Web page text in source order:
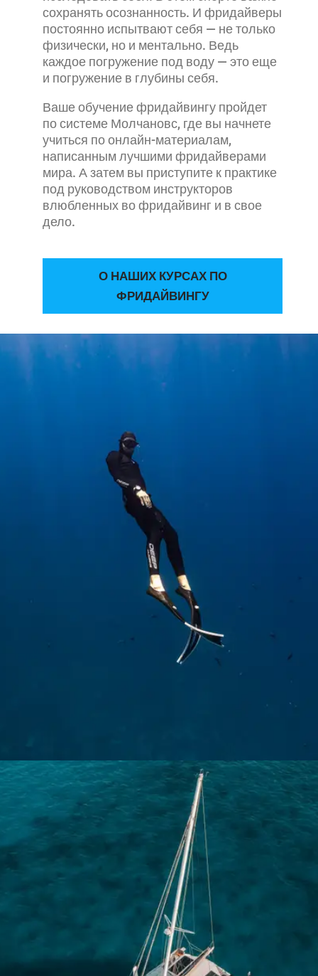
сохранять осознанность. И фридайверы
постоянно испытвают себя — не только
физически, но и ментально. Ведь
каждое погружение под воду — это еще
и погружение в глубины себя.
Ваше обучение фридайвингу пройдет
по системе Молчановс, где вы начнете
учиться по онлайн-материалам,
написанным лучшими фридайверами
мира. А затем вы приступите к практике
под руководством инструкторов
влюбленных во фридайвинг и в свое
дело.
О НАШИХ КУРСАХ ПО
ФРИДАЙВИНГУ